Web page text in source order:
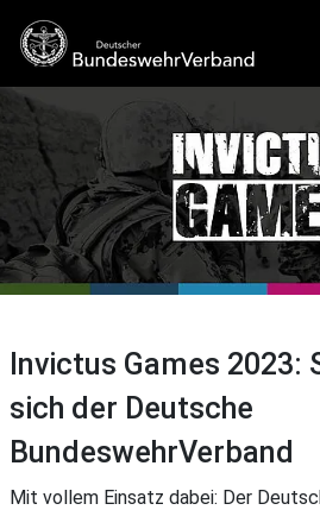
Invictus Games 2023:
sich der Deutsche
BundeswehrVerband
Mit vollem Einsatz dabei: Der